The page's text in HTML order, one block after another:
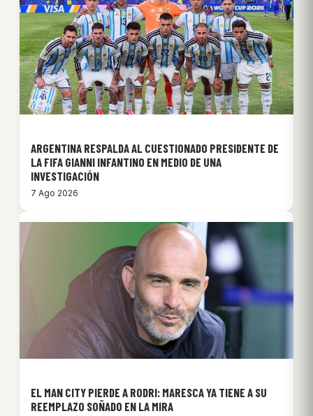
ARGENTINA RESPALDA AL CUESTIONADO PRESIDENTE DE
LA FIFA GIANNI INFANTINO EN MEDIO DE UNA
INVESTIGACIÓN
7 Ago 2026
EL MAN CITY PIERDE A RODRI: MARESCA YA TIENE A SU
REEMPLAZO SOÑADO EN LA MIRA